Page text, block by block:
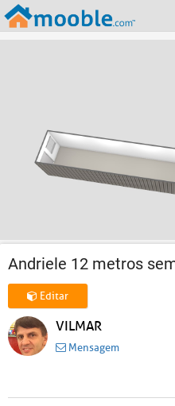
Andriele 12 metros
Editar
VILMAR
Mensagem